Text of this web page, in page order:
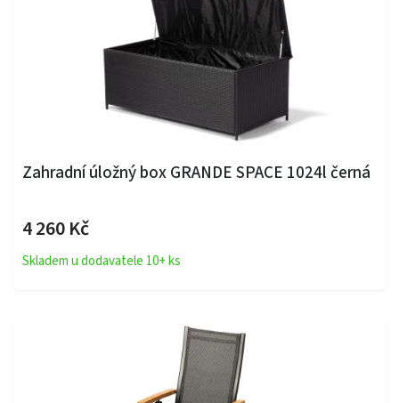
Zahradní úložný box GRANDE SPACE 1024l černá
4 260 Kč
Skladem u dodavatele 10+ ks